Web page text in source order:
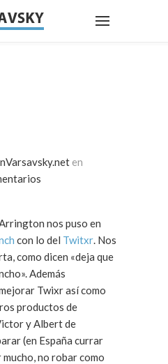
en
nos puso en
con lo del Twitxr. Nos
como dicen «deja que
Twixr así como
productos de
que Victor y Albert de
(en España currar
no robar como